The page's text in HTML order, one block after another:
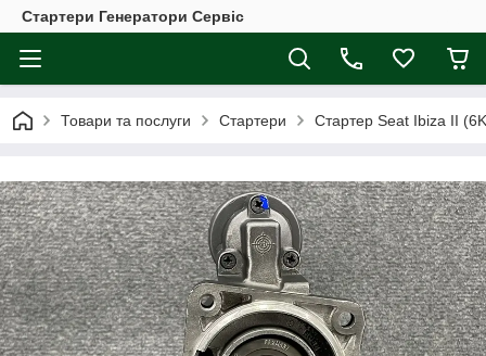
Стартери Генератори Сервіс
Товари та послуги Стартери Стартер Seat Ibiza II